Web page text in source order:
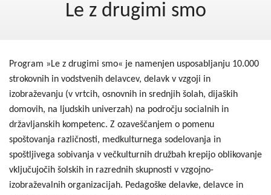
Seznam projektov
Blog
Le z drugimi smo
Program »Le z drugimi smo« je namenjen usposabljanju 10.000
strokovnih in vodstvenih delavcev, delavk v vzgoji in
izobraževanju (v vrtcih, osnovnih in srednjih šolah, dijaških
domovih, na ljudskih univerzah) na področju socialnih in
državljanskih kompetenc. Z ozaveščanjem o pomenu
spoštovanja različnosti, medkulturnega sodelovanja in
spoštljivega sobivanja v večkulturnih družbah krepijo oblikovanje
vključujočih šolskih in razrednih skupnosti v vzgojno-
izobraževalnih organizacijah. Pedagoške delavke, delavce in